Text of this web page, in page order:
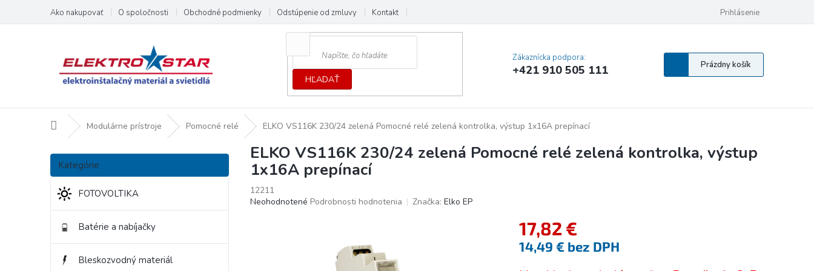
obsah
Ako nakupovať O spoločnosti Obchodné podmienky Odstúpenie od zmluvy Kontakt Vyhlásenie o prístupnosti
Prihlásenie
HĽADAŤ
Zákaznícka podpora:
+421 910 505 111
Nákupný
košík
Prázdny košík
DomovModulárne prístroje Pomocné relé ELKO VS116K 230/24 zelená Pomocné relé zelená kontrolka, výstup 1x16A prepínací
B
č
n
Preskočiť
kategórie
Kategórie
FOTOVOLTIKA
Batérie a nabíjačky
Bleskozvodný materiál
ELKO VS116K 230/24 zelená Pomocné relé zelená kontrolka, výstup
1x16A prepínací
12211
Priemerné
Neohodnotené Podrobnosti hodnotenia Značka: Elko EP
17,82 €
14,49 € bez DPH